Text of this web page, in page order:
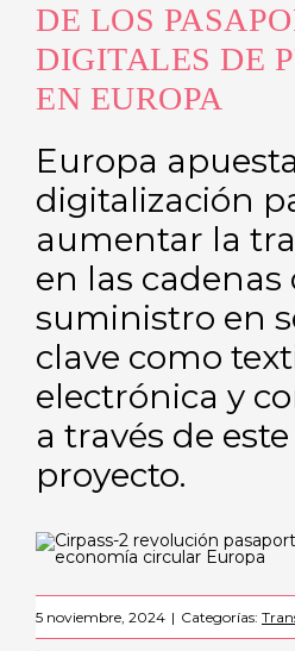
DE LOS
DIGITALES DE
EN EUROPA
Europa
digitalización
aumentar la
en las cadenas
suministro en
clave como
electrónica y
a través de
proyecto.
5 noviembre, 2024 | Categorías: